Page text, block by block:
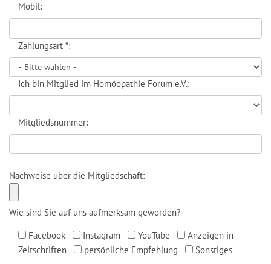
Mobil:
Zahlungsart *:
Ich bin Mitglied im Homöopathie Forum e.V.:
Mitgliedsnummer:
Nachweise über die Mitgliedschaft:
Wie sind Sie auf uns aufmerksam geworden?
Facebook
Instagram YouTube
Anzeigen in
Zeitschriften
persönliche Empfehlung Sonstiges